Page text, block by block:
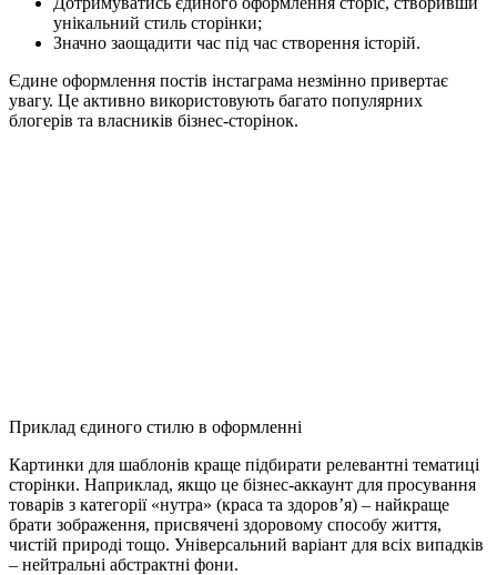
унікальний стиль сторінки;
Значно заощадити час під час створення історій.
Єдине оформлення постів інстаграма незмінно привертає
увагу. Це активно використовують багато популярних
блогерів та власників бізнес-сторінок.
Приклад єдиного стилю в оформленні
Картинки для шаблонів краще підбирати релевантні тематиці
сторінки. Наприклад, якщо це бізнес-аккаунт для просування
товарів з категорії «нутра» (краса та здоров’я) – найкраще
брати зображення, присвячені здоровому способу життя,
чистій природі тощо. Універсальний варіант для всіх випадків
– нейтральні абстрактні фони.